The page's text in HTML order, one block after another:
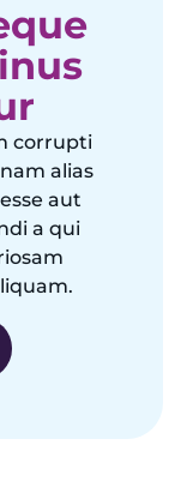
corrupti
alias
aut
a qui